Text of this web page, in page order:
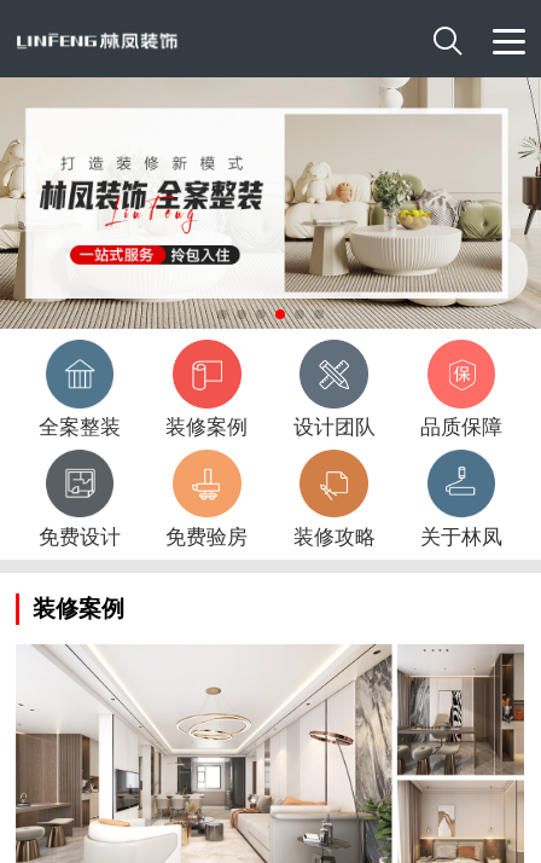

全案整装 装修案例 设计团队 品质保障
免费设计 免费验房 装修攻略 关于林凤
装修案例